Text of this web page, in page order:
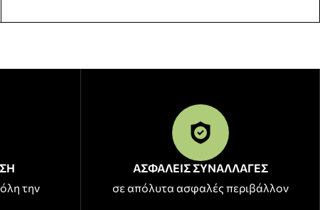
την
ΑΣΦΑΛΕΙΣ ΣΥΝΑΛΛΑΓΕΣ
σε απόλυτα ασφαλές περιβάλλον